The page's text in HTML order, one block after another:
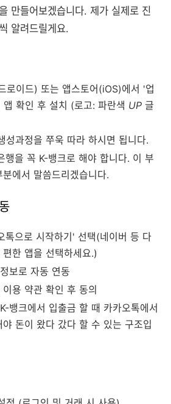
만들어보겠습니다. 제가 실제로 진
알려드릴게요.
로이드) 또는 앱스토어(iOS)에서 '업
확인 후 설치 (로고: 파란색 UP 글
성과정을 쭈욱 따라 하시면 됩니다.
행을 꼭 K-뱅크로 해야 합니다. 이 부
에서 말씀드리겠습니다.
톡으로 시작하기' 선택(네이버 등 다
한 앱을 선택하세요.)
보로 자동 연동
용 약관 확인 후 동의
뱅크에서 입출금 할 때 카카오톡에서
돈이 왔다 갔다 할 수 있는 구조입